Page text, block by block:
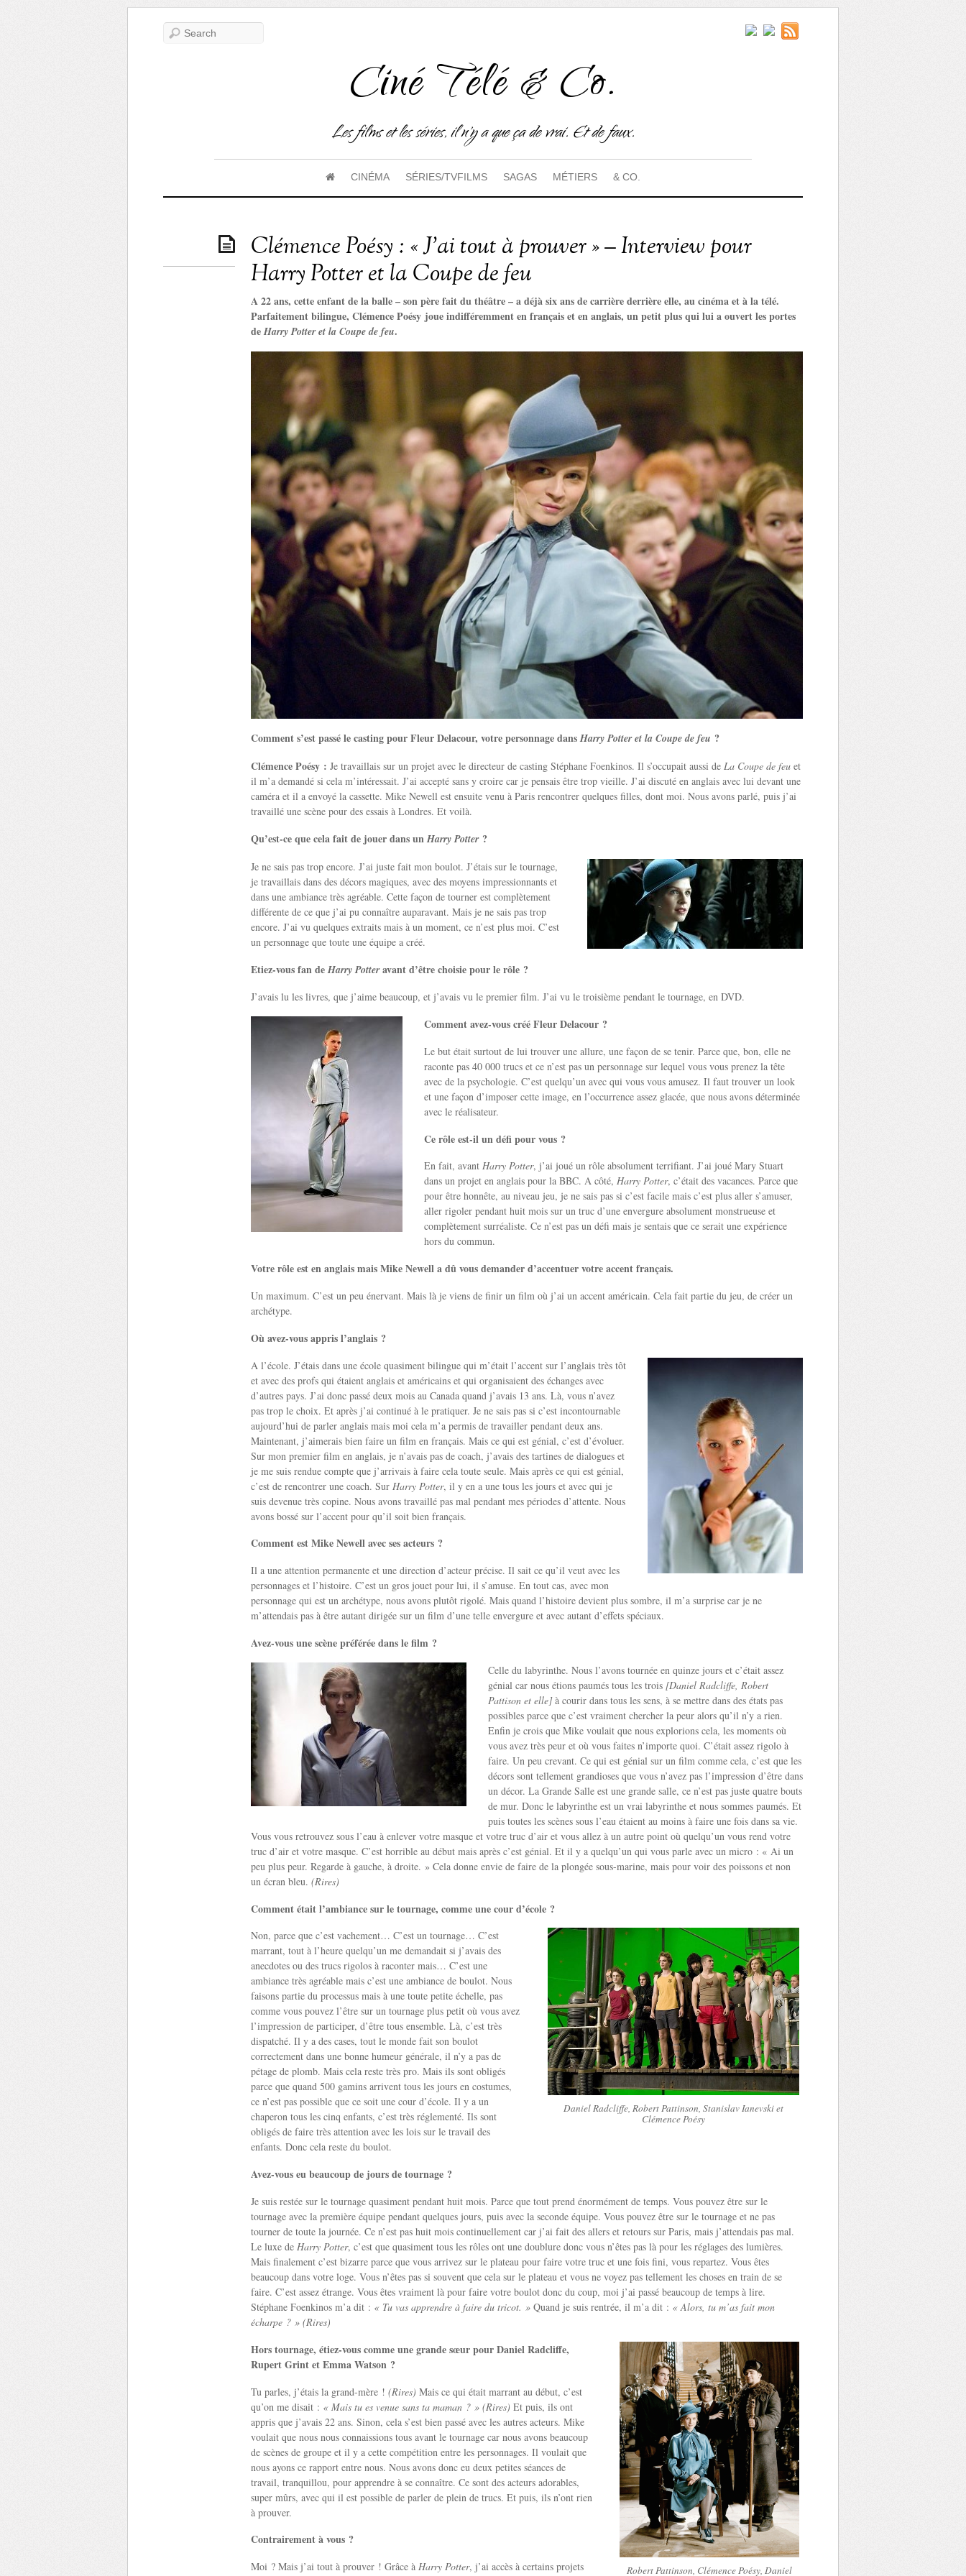
Ciné Télé & Co.
Les films et les séries, il n'y a que ça de vrai. Et de faux.
CINÉMA SÉRIES/TVFILMS SAGAS MÉTIERS & CO.
Clémence Poésy : « J’ai tout à prouver » – Interview pour
Harry Potter et la Coupe de feu
A 22 ans, cette enfant de la balle – son père fait du théâtre – a déjà six ans de carrière derrière elle, au cinéma et à la télé.
Parfaitement bilingue, Clémence Poésy joue indifféremment en français et en anglais, un petit plus qui lui a ouvert les portes
de Harry Potter et la Coupe de feu.
Comment s’est passé le casting pour Fleur Delacour, votre personnage dans Harry Potter et la Coupe de feu ?
Clémence Poésy : Je travaillais sur un projet avec le directeur de casting Stéphane Foenkinos. Il s’occupait aussi de La Coupe de feu et
il m’a demandé si cela m’intéressait. J’ai accepté sans y croire car je pensais être trop vieille. J’ai discuté en anglais avec lui devant une
caméra et il a envoyé la cassette. Mike Newell est ensuite venu à Paris rencontrer quelques filles, dont moi. Nous avons parlé, puis j’ai
travaillé une scène pour des essais à Londres. Et voilà.
Qu’est-ce que cela fait de jouer dans un Harry Potter?
Je ne sais pas trop encore. J’ai juste fait mon boulot. J’étais sur le tournage,
je travaillais dans des décors magiques, avec des moyens impressionnants et
dans une ambiance très agréable. Cette façon de tourner est complètement
différente de ce que j’ai pu connaître auparavant. Mais je ne sais pas trop
encore. J’ai vu quelques extraits mais à un moment, ce n’est plus moi. C’est
un personnage que toute une équipe a créé.
Etiez-vous fan de Harry Potteravant d’être choisie pour le rôle ?
J’avais lu les livres, que j’aime beaucoup, et j’avais vu le premier film. J’ai vu le troisième pendant le tournage, en DVD.
Comment avez-vous créé Fleur Delacour ?
Le but était surtout de lui trouver une allure, une façon de se tenir. Parce que, bon, elle ne
raconte pas 40 000 trucs et ce n’est pas un personnage sur lequel vous vous prenez la tête
avec de la psychologie. C’est quelqu’un avec qui vous vous amusez. Il faut trouver un look
et une façon d’imposer cette image, en l’occurrence assez glacée, que nous avons déterminée
avec le réalisateur.
Ce rôle est-il un défi pour vous ?
En fait, avant Harry Potter, j’ai joué un rôle absolument terrifiant. J’ai joué Mary Stuart
dans un projet en anglais pour la BBC. A côté, Harry Potter, c’était des vacances. Parce que
pour être honnête, au niveau jeu, je ne sais pas si c’est facile mais c’est plus aller s’amuser,
aller rigoler pendant huit mois sur un truc d’une envergure absolument monstrueuse et
complètement surréaliste. Ce n’est pas un défi mais je sentais que ce serait une expérience
hors du commun.
Votre rôle est en anglais mais Mike Newell a dû vous demander d’accentuer votre accent français.
Un maximum. C’est un peu énervant. Mais là je viens de finir un film où j’ai un accent américain. Cela fait partie du jeu, de créer un
archétype.
Où avez-vous appris l’anglais ?
A l’école. J’étais dans une école quasiment bilingue qui m’était l’accent sur l’anglais très tôt
et avec des profs qui étaient anglais et américains et qui organisaient des échanges avec
d’autres pays. J’ai donc passé deux mois au Canada quand j’avais 13 ans. Là, vous n’avez
pas trop le choix. Et après j’ai continué à le pratiquer. Je ne sais pas si c’est incontournable
aujourd’hui de parler anglais mais moi cela m’a permis de travailler pendant deux ans.
Maintenant, j’aimerais bien faire un film en français. Mais ce qui est génial, c’est d’évoluer.
Sur mon premier film en anglais, je n’avais pas de coach, j’avais des tartines de dialogues et
je me suis rendue compte que j’arrivais à faire cela toute seule. Mais après ce qui est génial,
c’est de rencontrer une coach. Sur Harry Potter, il y en a une tous les jours et avec qui je
suis devenue très copine. Nous avons travaillé pas mal pendant mes périodes d’attente. Nous
avons bossé sur l’accent pour qu’il soit bien français.
Comment est Mike Newell avec ses acteurs ?
Il a une attention permanente et une direction d’acteur précise. Il sait ce qu’il veut avec les
personnages et l’histoire. C’est un gros jouet pour lui, il s’amuse. En tout cas, avec mon
personnage qui est un archétype, nous avons plutôt rigolé. Mais quand l’histoire devient plus sombre, il m’a surprise car je ne
m’attendais pas à être autant dirigée sur un film d’une telle envergure et avec autant d’effets spéciaux.
Avez-vous une scène préférée dans le film ?
Celle du labyrinthe. Nous l’avons tournée en quinze jours et c’était assez
génial car nous étions paumés tous les trois [Daniel Radcliffe, Robert
Pattison et elle]à courir dans tous les sens, à se mettre dans des états pas
possibles parce que c’est vraiment chercher la peur alors qu’il n’y a rien.
Enfin je crois que Mike voulait que nous explorions cela, les moments où
vous avez très peur et où vous faites n’importe quoi. C’était assez rigolo à
faire. Un peu crevant. Ce qui est génial sur un film comme cela, c’est que les
décors sont tellement grandioses que vous n’avez pas l’impression d’être dans
un décor. La Grande Salle est une grande salle, ce n’est pas juste quatre bouts
de mur. Donc le labyrinthe est un vrai labyrinthe et nous sommes paumés. Et
puis toutes les scènes sous l’eau étaient au moins à faire une fois dans sa vie.
Vous vous retrouvez sous l’eau à enlever votre masque et votre truc d’air et vous allez à un autre point où quelqu’un vous rend votre
truc d’air et votre masque. C’est horrible au début mais après c’est génial. Et il y a quelqu’un qui vous parle avec un micro : « Ai un
peu plus peur. Regarde à gauche, à droite. » Cela donne envie de faire de la plongée sous-marine, mais pour voir des poissons et non
un écran bleu. (Rires)
Comment était l’ambiance sur le tournage, comme une cour d’école ?
Daniel Radcliffe, Robert Pattinson, Stanislav Ianevski et
Clémence Poésy
Non, parce que c’est vachement… C’est un tournage… C’est
marrant, tout à l’heure quelqu’un me demandait si j’avais des
anecdotes ou des trucs rigolos à raconter mais… C’est une
ambiance très agréable mais c’est une ambiance de boulot. Nous
faisons partie du processus mais à une toute petite échelle, pas
comme vous pouvez l’être sur un tournage plus petit où vous avez
l’impression de participer, d’être tous ensemble. Là, c’est très
dispatché. Il y a des cases, tout le monde fait son boulot
correctement dans une bonne humeur générale, il n’y a pas de
pétage de plomb. Mais cela reste très pro. Mais ils sont obligés
parce que quand 500 gamins arrivent tous les jours en costumes,
ce n’est pas possible que ce soit une cour d’école. Il y a un
chaperon tous les cinq enfants, c’est très réglementé. Ils sont
obligés de faire très attention avec les lois sur le travail des
enfants. Donc cela reste du boulot.
Avez-vous eu beaucoup de jours de tournage ?
Je suis restée sur le tournage quasiment pendant huit mois. Parce que tout prend énormément de temps. Vous pouvez être sur le
tournage avec la première équipe pendant quelques jours, puis avec la seconde équipe. Vous pouvez être sur le tournage et ne pas
tourner de toute la journée. Ce n’est pas huit mois continuellement car j’ai fait des allers et retours sur Paris, mais j’attendais pas mal.
Le luxe de Harry Potter, c’est que quasiment tous les rôles ont une doublure donc vous n’êtes pas là pour les réglages des lumières.
Mais finalement c’est bizarre parce que vous arrivez sur le plateau pour faire votre truc et une fois fini, vous repartez. Vous êtes
beaucoup dans votre loge. Vous n’êtes pas si souvent que cela sur le plateau et vous ne voyez pas tellement les choses en train de se
faire. C’est assez étrange. Vous êtes vraiment là pour faire votre boulot donc du coup, moi j’ai passé beaucoup de temps à lire.
Stéphane Foenkinos m’a dit : « Tu vas apprendre à faire du tricot. » Quand je suis rentrée, il m’a dit : « Alors, tu m’as fait mon
écharpe ? » (Rires)
Robert Pattinson, Clémence Poésy, Daniel
Hors tournage, étiez-vous comme une grande sœur pour Daniel Radcliffe,
Rupert Grint et Emma Watson ?
Tu parles, j’étais la grand-mère ! (Rires) Mais ce qui était marrant au début, c’est
qu’on me disait : « Mais tu es venue sans ta maman ? » (Rires) Et puis, ils ont
appris que j’avais 22 ans. Sinon, cela s’est bien passé avec les autres acteurs. Mike
voulait que nous nous connaissions tous avant le tournage car nous avons beaucoup
de scènes de groupe et il y a cette compétition entre les personnages. Il voulait que
nous ayons ce rapport entre nous. Nous avons donc eu deux petites séances de
travail, tranquillou, pour apprendre à se connaître. Ce sont des acteurs adorables,
super mûrs, avec qui il est possible de parler de plein de trucs. Et puis, ils n’ont rien
à prouver.
Contrairement à vous ?
Moi ? Mais j’ai tout à prouver ! Grâce à Harry Potter, j’ai accès à certains projets